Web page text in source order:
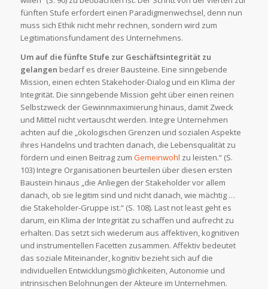
fünften Stufe erfordert einen Paradigmenwechsel, denn nun
muss sich Ethik nicht mehr rechnen, sondern wird zum
Legitimationsfundament des Unternehmens.
Um auf die fünfte Stufe zur Geschäftsintegrität zu
gelangen bedarf es dreier Bausteine. Eine sinngebende
Mission, einen echten Stakehoder-Dialog und ein Klima der
Integrität. Die sinngebende Mission geht über einen reinen
Selbstzweck der Gewinnmaximierung hinaus, damit Zweck
und Mittel nicht vertauscht werden. Integre Unternehmen
achten auf die „ökologischen Grenzen und sozialen Aspekte
ihres Handelns und trachten danach, die Lebensqualität zu
fördern und einen Beitrag zum Gemeinwohl zu leisten.“ (S.
103) Integre Organisationen beurteilen über diesen ersten
Baustein hinaus „die Anliegen der Stakeholder vor allem
danach, ob sie legitim sind und nicht danach, wie mächtig …
die Stakeholder-Gruppe ist.“ (S. 108). Last not least geht es
darum, ein Klima der Integrität zu schaffen und aufrecht zu
erhalten. Das setzt sich wiederum aus affektiven, kognitiven
und instrumentellen Facetten zusammen. Affektiv bedeutet
das soziale Miteinander, kognitiv bezieht sich auf die
individuellen Entwicklungsmöglichkeiten, Autonomie und
intrinsischen Belohnungen der Akteure im Unternehmen.